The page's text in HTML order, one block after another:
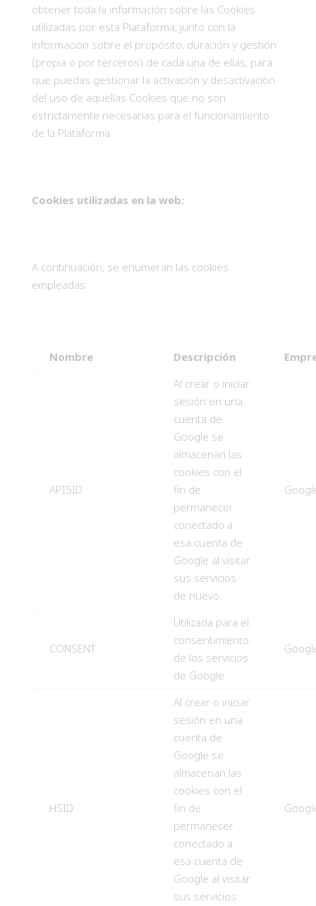
obtener toda la información sobre las Cookies
utilizadas por esta Plataforma, junto con la
información sobre el propósito, duración y gestión
(propia o por terceros) de cada una de ellas, para
que puedas gestionar la activación y desactivación
del uso de aquellas Cookies que no son
estrictamente necesarias para el funcionamiento
de la Plataforma.
Cookies utilizadas en la web:
A continuación, se enumeran las cookies
empleadas:
Nombre Descripción
APISID
Al crear o iniciar
sesión en una
cuenta de
Google se
almacenan las
cookies con el
fin de
permanecer
conectado a
esa cuenta de
Google al visitar
sus servicios
de nuevo.
CONSENT
Utilizada para el
consentimiento
de los servicios
de Google.
HSID
Al crear o iniciar
sesión en una
cuenta de
Google se
almacenan las
cookies con el
fin de
permanecer
conectado a
esa cuenta de
Google al visitar
sus servicios